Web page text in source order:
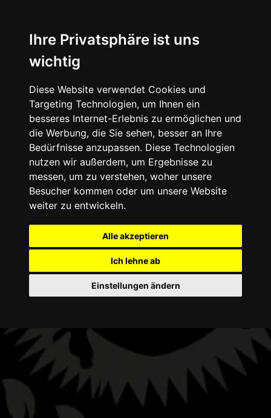
Ihre Privatsphäre ist uns
wichtig
Diese Website verwendet Cookies und
Targeting Technologien, um Ihnen ein
besseres Internet-Erlebnis zu ermöglichen und
die Werbung, die Sie sehen, besser an Ihre
Bedürfnisse anzupassen. Diese Technologien
nutzen wir außerdem, um Ergebnisse zu
messen, um zu verstehen, woher unsere
Besucher kommen oder um unsere Website
weiter zu entwickeln.
Alle akzeptieren
Ich lehne ab
Einstellungen ändern
Seite wählen